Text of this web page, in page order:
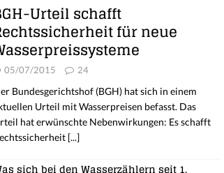
Urteil schafft
für neue
05/07/2015 24
Bundesgerichtshof (BGH) hat sich in einem
Urteil mit Wasserpreisen befasst. Das
hat erwünschte Nebenwirkungen: Es schafft
[...]
sich bei den Wasserzählern seit 1.